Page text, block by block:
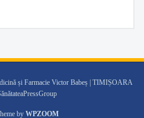
și Farmacie Victor Babeș | TIMIȘOARA
byWPZOOM